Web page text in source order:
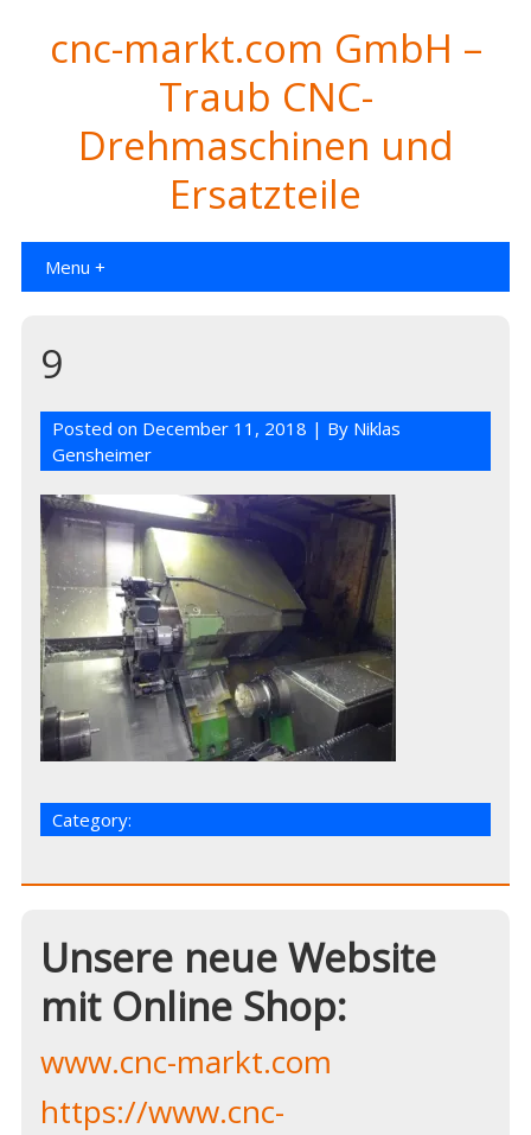
cnc-markt.com GmbH –
Traub CNC-
Drehmaschinen und
Ersatzteile
Menu +
9
Posted on December 11, 2018 | By Niklas
Gensheimer
Category:
Unsere neue Website
mit Online Shop:
www.cnc-markt.com
https://www.cnc-